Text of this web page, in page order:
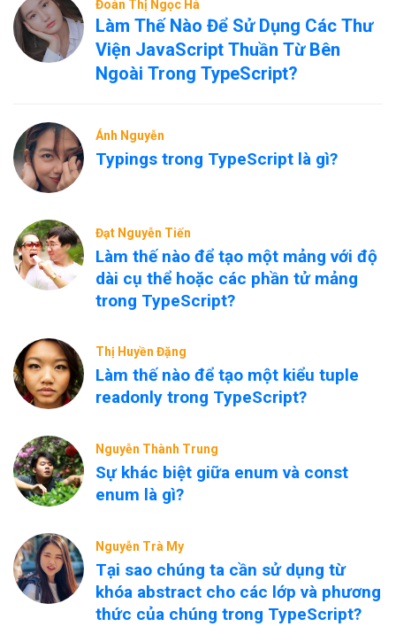
Đoàn Thị Ngọc Hà
Làm Thế Nào Để Sử Dụng Các Thư
Viện JavaScript Thuần Từ Bên
Ngoài Trong TypeScript?
Ánh Nguyễn
Typings trong TypeScript là gì?
Đạt Nguyễn Tiến
Làm thế nào để tạo một mảng với độ
dài cụ thể hoặc các phần tử mảng
trong TypeScript?
Thị Huyền Đặng
Làm thế nào để tạo một kiểu tuple
readonly trong TypeScript?
Nguyễn Thành Trung
Sự khác biệt giữa enum và const
enum là gì?
Nguyễn Trà My
Tại sao chúng ta cần sử dụng từ
khóa abstract cho các lớp và phương
thức của chúng trong TypeScript?